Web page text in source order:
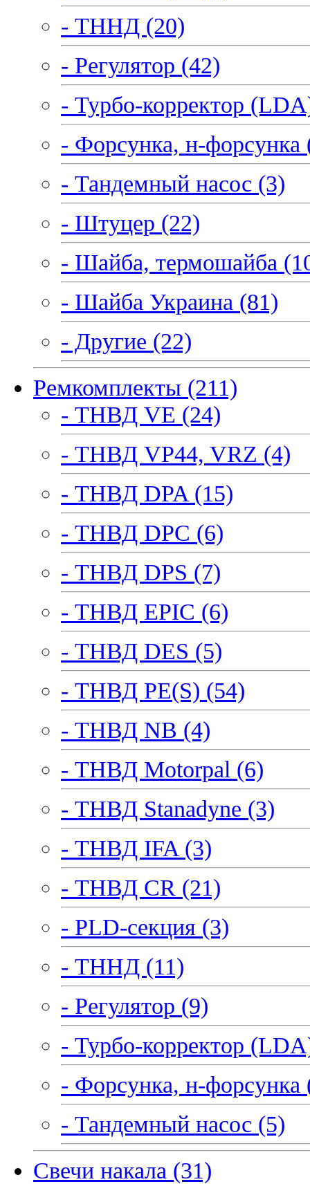
- ТННД (20)
- Регулятор (42)
- Турбо-корректор
- Форсунка, н-форсунка
- Тандемный насос (3)
- Штуцер (22)
- Шайба, термошайба
- Шайба Украина (81)
- Другие (22)
Ремкомплекты (211)
- ТНВД VE (24)
- ТНВД VP44, VRZ (4)
- ТНВД DPA (15)
- ТНВД DPC (6)
- ТНВД DPS (7)
- ТНВД EPIC (6)
- ТНВД DES (5)
- ТНВД PE(S) (54)
- ТНВД NB (4)
- ТНВД Motorpal (6)
- ТНВД Stanadyne (3)
- ТНВД IFA (3)
- ТНВД CR (21)
- PLD-секция (3)
- ТННД (11)
- Регулятор (9)
- Турбо-корректор
- Форсунка, н-форсунка
- Тандемный насос (5)
Свечи накала (31)